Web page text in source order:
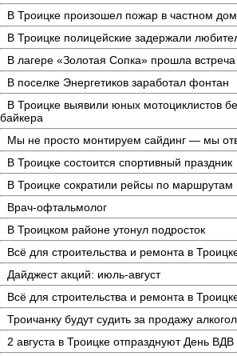
В Троицке произошел пожар в частном
В Троицке полицейские задержали
В лагере «Золотая Сопка» прошла
В поселке Энергетиков заработал фонтан
В Троицке выявили юных мотоциклистов
байкера
Мы не просто монтируем сайдинг — мы
В Троицке состоится спортивный праздник
В Троицке сократили рейсы по
Врач-офтальмолог
В Троицком районе утонул подросток
Всё для строительства и ремонта в
Дайджест акций: июль-август
Всё для строительства и ремонта в
Троичанку будут судить за продажу
2 августа в Троицке отпразднуют День ВДВ